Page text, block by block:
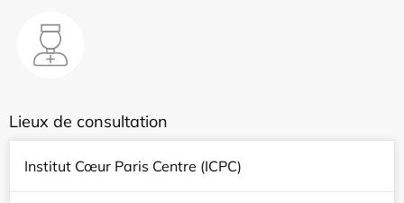
Lieux de consultation
Institut Cœur Paris Centre (ICPC)